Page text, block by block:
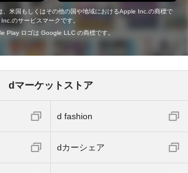
米国もしくはその他の国や地域におけるApple Inc.の商標で
のサービスマークです。
Play ロゴは Google LLC の商標です。
dマーケットストア
d fashion
dカーシェア